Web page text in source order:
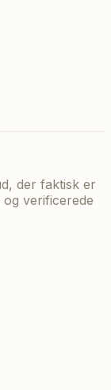
der faktisk er
verificerede